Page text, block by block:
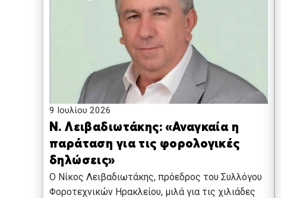
9 Ιουλίου 2026
Ν. Λειβαδιωτάκης: «Αναγκαία η
παράταση για τις φορολογικές
δηλώσεις»
O Νίκος Λειβαδιωτάκης, πρόεδρος του Συλλόγου
Φοροτεχνικών Ηρακλείου, μιλά για τις χιλιάδες